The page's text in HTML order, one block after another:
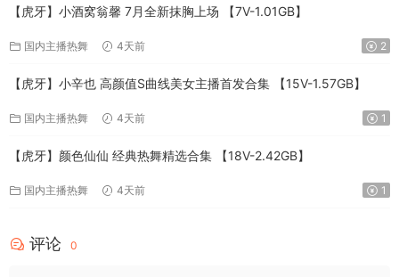
【虎牙】小酒窝翁馨 7月全新抹胸上场 【7V-1.01GB】
国内主播热舞 4天前 2
【虎牙】小辛也 高颜值S曲线美女主播首发合集 【15V-1.57GB】
国内主播热舞 4天前 1
【虎牙】颜色仙仙 经典热舞精选合集 【18V-2.42GB】
国内主播热舞 4天前 1
评论 0